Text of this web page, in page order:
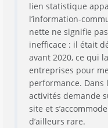
lien statistique
l’information-
nette ne signifie
inefficace : il était
avant 2020, ce qui
entreprises pour
performance. Dans
activités demande
site et
d’ailleurs rare.